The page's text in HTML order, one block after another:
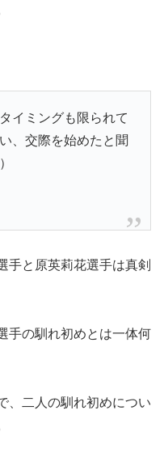
イミングも限られて
、交際を始めたと聞
手と原英莉花選手は真剣
手の馴れ初めとは一体何
、二人の馴れ初めについ